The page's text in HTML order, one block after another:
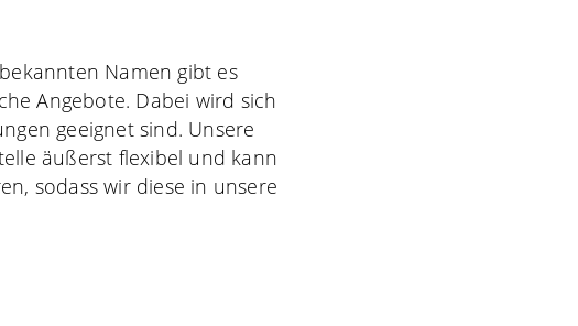
Namen gibt es
Angebote. Dabei wird sich
geeignet sind. Unsere
äußerst flexibel und kann
sodass wir diese in unsere